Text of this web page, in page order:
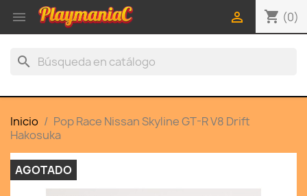
 shopping_cart (0)

search
Inicio
Pop Race Nissan Skyline GT-R V8 Drift
Hakosuka
AGOTADO